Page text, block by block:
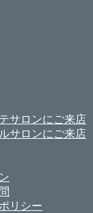
サロンにご来店
サロンにご来店
リシー